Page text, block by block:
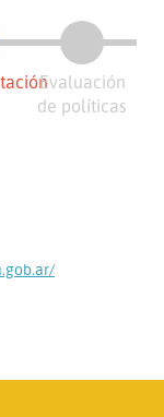
Evaluación
de políticas